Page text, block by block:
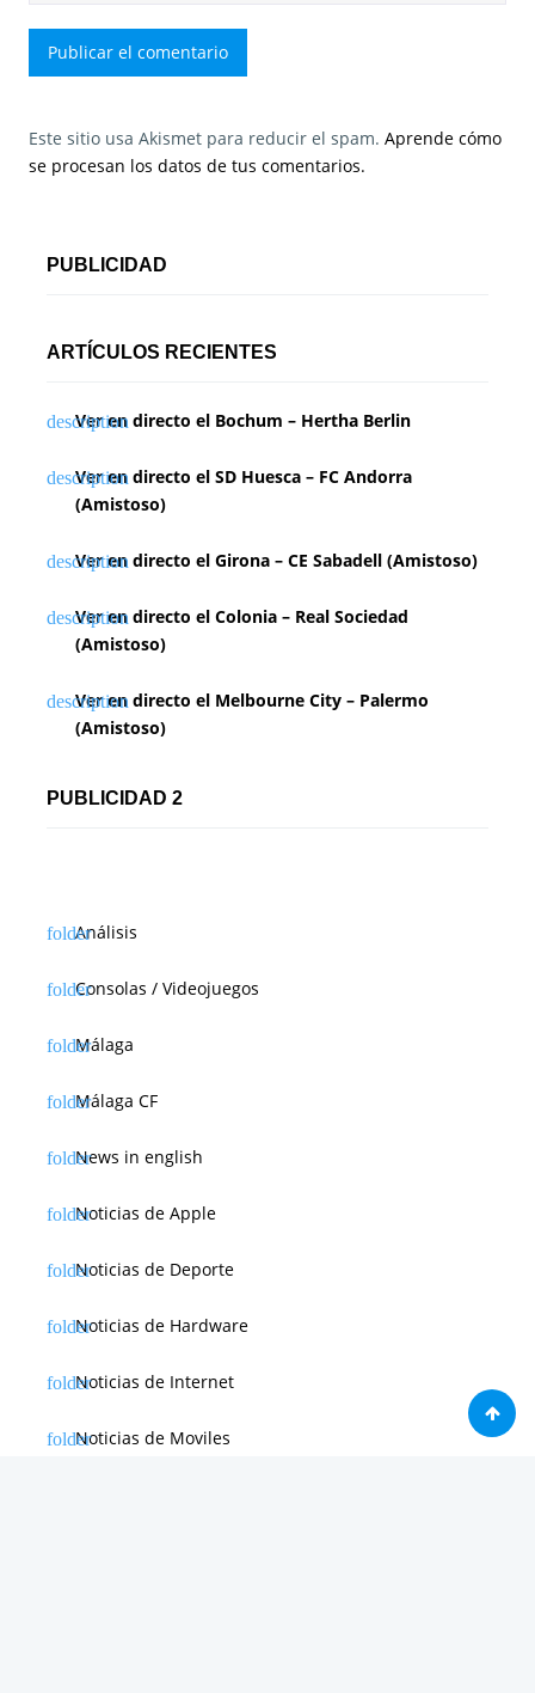
Este sitio usa Akismet para reducir el spam. Aprende cómo
se procesan los datos de tus comentarios.
PUBLICIDAD
ARTÍCULOS RECIENTES
Ver en directo el Bochum – Hertha Berlin
Ver en directo el SD Huesca – FC Andorra
(Amistoso)
Ver en directo el Girona – CE Sabadell (Amistoso)
Ver en directo el Colonia – Real Sociedad
(Amistoso)
Ver en directo el Melbourne City – Palermo
(Amistoso)
PUBLICIDAD 2
Análisis
Consolas / Videojuegos
Málaga
Málaga CF
News in english
Noticias de Apple
Noticias de Deporte
Noticias de Hardware
Noticias de Internet
Noticias de Moviles